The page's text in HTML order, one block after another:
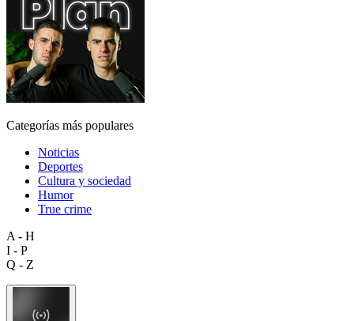
Categorías más populares
Noticias
Deportes
Cultura y sociedad
Humor
True crime
A - H
I - P
Q - Z